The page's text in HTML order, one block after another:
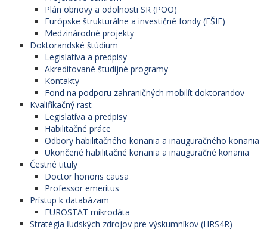
Plán obnovy a odolnosti SR (POO)
Európske štrukturálne a investičné fondy (EŠIF)
Medzinárodné projekty
Doktorandské štúdium
Legislatíva a predpisy
Akreditované študijné programy
Kontakty
Fond na podporu zahraničných mobilít doktorandov
Kvalifikačný rast
Legislatíva a predpisy
Habilitačné práce
Odbory habilitačného konania a inauguračného konania
Ukončené habilitačné konania a inauguračné konania
Čestné tituly
Doctor honoris causa
Professor emeritus
Prístup k databázam
EUROSTAT mikrodáta
Stratégia ľudských zdrojov pre výskumníkov (HRS4R)